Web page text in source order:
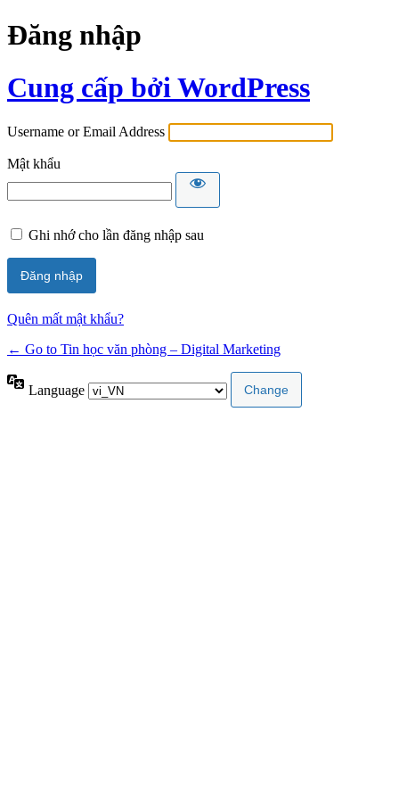
Đăng nhập
Cung cấp bởi WordPress
Username or Email Address
Mật khẩu
Ghi nhớ cho lần đăng nhập sau
Quên mất mật khẩu?
← Go to Tin học văn phòng – Digital Marketing
Language